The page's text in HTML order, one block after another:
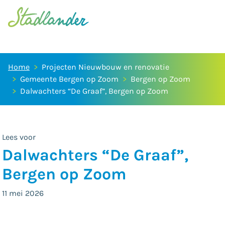
Home
Projecten Nieuwbouw en renovatie
Gemeente Bergen op Zoom
Bergen op Zoom
Dalwachters “De Graaf”, Bergen op Zoom
Lees voor
Dalwachters “De Graaf”,
Bergen op Zoom
11 mei 2026